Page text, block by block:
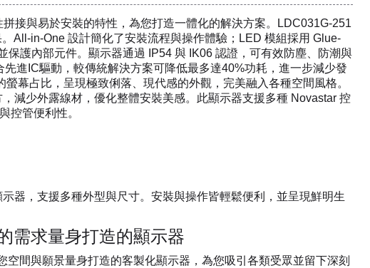
接與易於安裝的特性，為您打造一體化的解決方案。LDC031G-251
All-in-One 設計簡化了安裝流程與操作體驗；LED 模組採用 Glue-
護內部元件。顯示器通過 IP54 與 IK06 認證，可有效防塵、防潮與
進IC驅動，較傳統解決方案可降低最多達40%功耗，進一步減少發
幕占比，呈現極致俐落、現代感的外觀，完美融入各種空間風格。
減少外露線材，優化整體安裝美感。此顯示器支援多種 Novastar 控
控管便利性。
器，支援多種外型與尺寸。安裝與操作皆輕鬆便利，並呈現鮮明生
需求量身打造的顯示器​
空間與願景量身打造的客製化顯示器，為您吸引各類受眾並留下深刻